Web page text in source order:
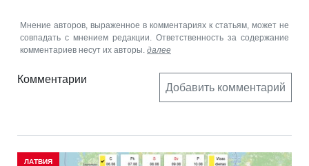
Мнение авторов, выраженное в комментариях к статьям, может не
совпадать с мнением редакции. Ответственность за содержание
комментариев несут их авторы. далее
Комментарии
Добавить комментарий
ЛАТВИЯ